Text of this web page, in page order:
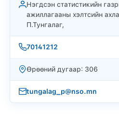
Нэгдсэн статистикийн
ажиллагааны хэлтсийн
П.Тунгалаг,
70141212
Өрөөний дугаар: 306
tungalag_p@nso.mn